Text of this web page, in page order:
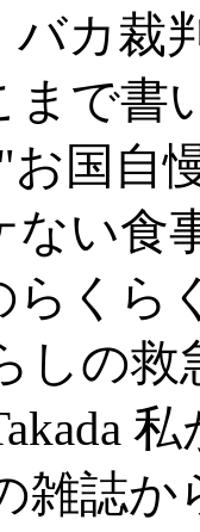
カ裁
で書
お国
ない食
くら
しの
雑誌か